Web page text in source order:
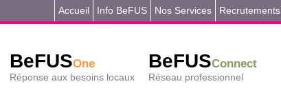
Accueil Info BeFUS Nos Services Recrutements
BeFUSOne
Réponse aux besoins locaux
BeFUSConnect
Réseau professionnel